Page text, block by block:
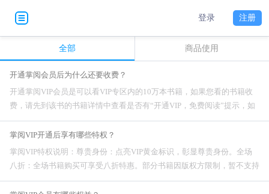
登录 注册
全部 商品使用
开通掌阅会员后为什么还要收费？
开通掌阅VIP会员是可以看VIP专区内的10万本书籍，如果您看的书籍收
费，请先到该书的书籍详情中查看是否有“开通VIP，免费阅读”提示，如
没有的话，这本书不是掌阅VIP专区的书籍，开通掌阅VIP不支持免费阅
读。开
掌阅VIP开通后享有哪些特权？
掌阅VIP特权说明：尊贵身份：点亮VIP黄金标识，彰显尊贵身份。全场
八折：全场书籍购买可享受八折特惠。部分书籍因版权方限制，暂不支持
八折优惠。（如遇特价书籍价格低于VIP折后价格，则优先享受最低折